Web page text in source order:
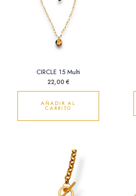
CIRCLE 15 Multi
22,00€
AÑADIR AL
CARRITO